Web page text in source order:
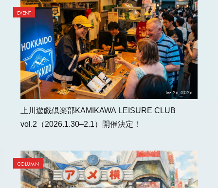
Jan 26, 2026
EVENT
上川遊戯倶楽部KAMIKAWA LEISURE CLUB
vol.2（2026.1.30–2.1）開催決定！
COLUMN